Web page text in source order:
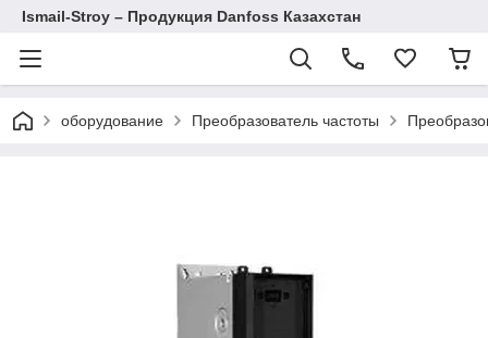
Ismail-Stroy – Продукция Danfoss Казахстан
оборудование Преобразователь частоты